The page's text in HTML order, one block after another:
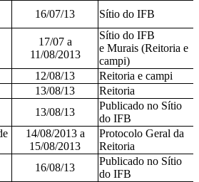
16/07/13 Sítio do IFB
17/07 a
11/08/2013
Sítio do IFB
e Murais (Reitoria e
campi)
12/08/13
Reitoria e campi
13/08/13
Reitoria
13/08/13
Publicado no Sítio
do IFB
14/08/2013 a
15/08/2013
Protocolo Geral da
Reitoria
16/08/13
Publicado no Sítio
do IFB